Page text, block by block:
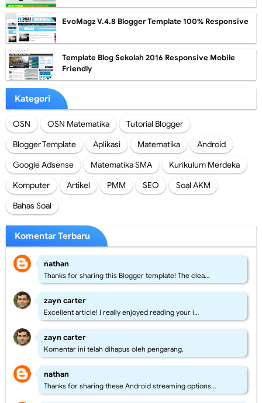
EvoMagz V.4.8 Blogger Template 100% Responsive
Template Blog Sekolah 2016 Responsive Mobile
Friendly
Kategori
OSN OSN Matematika
Tutorial Blogger
Blogger Template
Aplikasi Matematika
Android
Google Adsense
Matematika SMA
Kurikulum Merdeka
Komputer
Artikel PMM SEO
Soal AKM
Bahas Soal
Komentar Terbaru
nathan
Thanks for sharing this Blogger template! The clea…
zayn carter
Excellent article! I really enjoyed reading your i…
zayn carter
Komentar ini telah dihapus oleh pengarang.
nathan
Thanks for sharing these Android streaming options…